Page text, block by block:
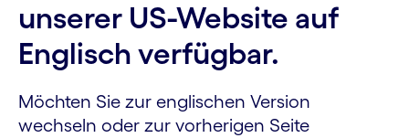
unserer US-Website auf
Englisch verfügbar.
Möchten Sie zur englischen Version
wechseln oder zur vorherigen Seite